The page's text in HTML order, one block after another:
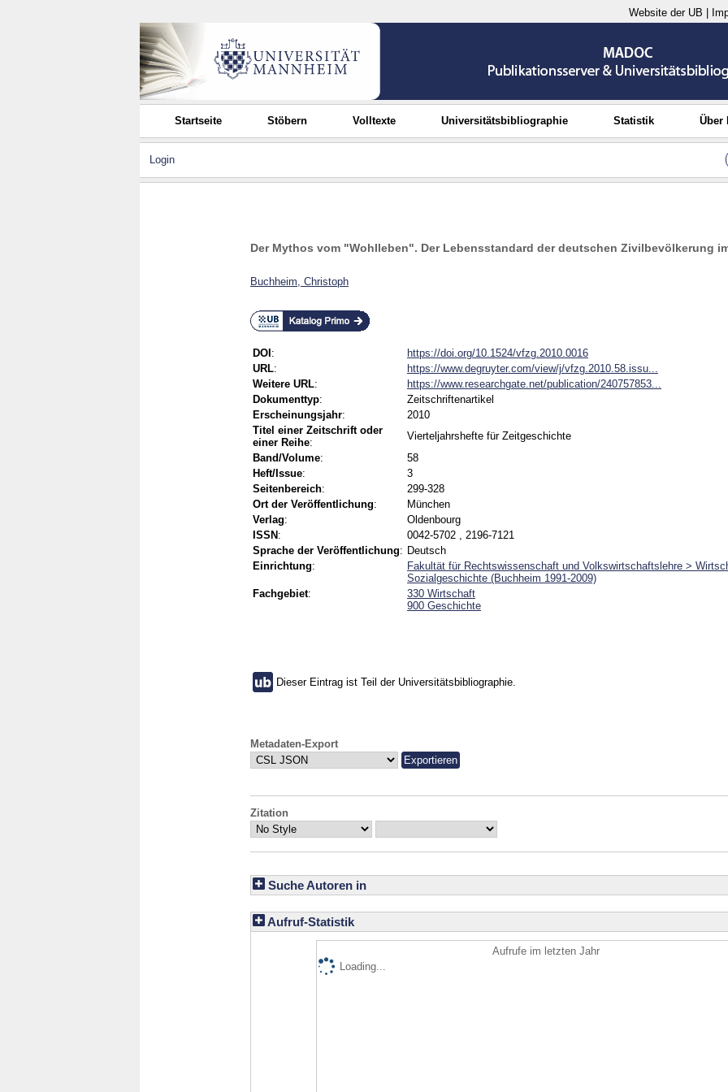
Website der UB
Startseite Stöbern Volltexte Universitätsbibliographie Statistik Über
Login
Der Mythos vom "Wohlleben". Der Lebensstandard der deutschen Zivilbevölkerung
Buchheim, Christoph
DOI :
https://doi.org/10.1524/vfzg.2010.0016
URL:
https://www.degruyter.com/view/j/vfzg.2010.58.issu...
Weitere URL:
https://www.researchgate.net/publication/240757853...
Dokumenttyp:
Zeitschriftenartikel
Erscheinungsjahr:
2010
Titel einer Zeitschrift oder
einer Reihe:
Vierteljahrshefte für Zeitgeschichte
Band/Volume:
58
Heft/Issue:
3
Seitenbereich:
299-328
Ort der Veröffentlichung:
München
Verlag:
Oldenbourg
ISSN :
0042-5702 , 2196-7121
Sprache der Veröffentlichung: Deutsch
Einrichtung:
Fakultät für Rechtswissenschaft und Volkswirtschaftslehre >
Sozialgeschichte (Buchheim 1991-2009)
Fachgebiet:
330 Wirtschaft
900 Geschichte
Dieser Eintrag ist Teil der Universitätsbibliographie.
Metadaten-Export
Zitation
Suche Autoren in
Aufruf-Statistik
Aufrufe im letzten Jahr
Loading...